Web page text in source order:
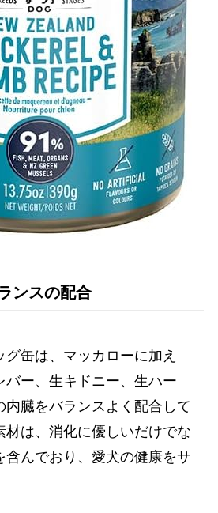
ンスの配合
缶は、マッカローに加え
バー、生キドニー、生ハー
内臓をバランスよく配合して
材は、消化に優しいだけでな
含んでおり、愛犬の健康をサ